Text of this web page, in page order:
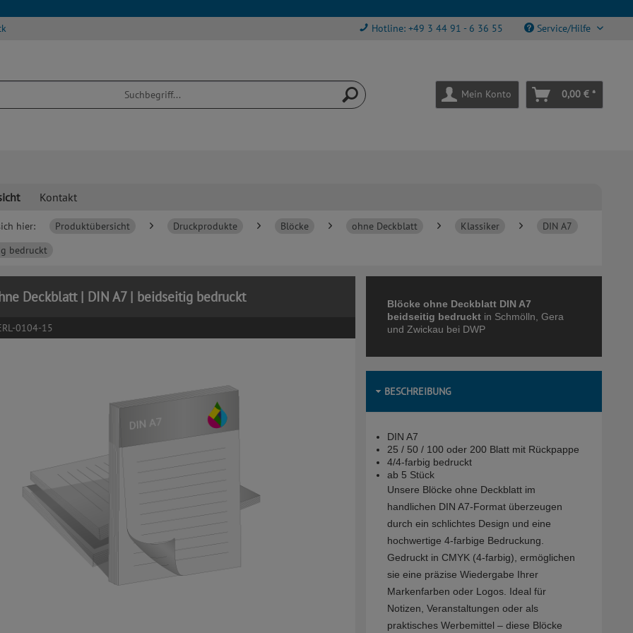
Hotline: +49 3 44 91 - 6 36 55 Service/Hilfe
Mein Konto 0,00 € *
Kontakt
hier: Produktübersicht Druckprodukte Blöcke ohne Deckblatt Klassiker
DIN A7
bedruckt
Deckblatt | DIN A7 | beidseitig bedruckt
0104-15
Blöcke ohne Deckblatt DIN A7
beidseitig bedrucktin Schmölln, Gera
und Zwickau bei DWP
BESCHREIBUNG
DIN A7
25 / 50 / 100 oder 200 Blatt mit Rückpappe
4/4-farbig bedruckt
ab 5 Stück
Unsere Blöcke ohne Deckblatt im
handlichen DIN A7-Format überzeugen
durch ein schlichtes Design und eine
hochwertige 4-farbige Bedruckung.
Gedruckt in CMYK (4-farbig), ermöglichen
sie eine präzise Wiedergabe Ihrer
Markenfarben oder Logos. Ideal für
Notizen, Veranstaltungen oder als
praktisches Werbemittel – diese Blöcke